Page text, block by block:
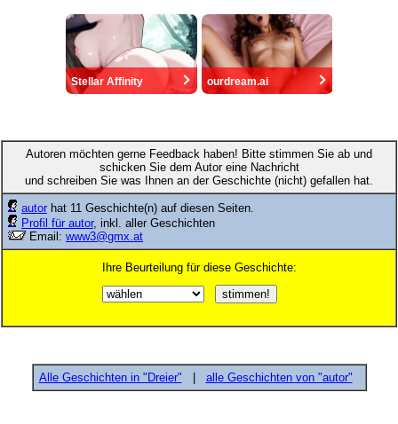
Stellar Affinity ourdream.ai
Autoren möchten gerne Feedback haben! Bitte stimmen Sie ab und
schicken Sie dem Autor eine Nachricht
und schreiben Sie was Ihnen an der Geschichte (nicht) gefallen hat.
autor hat 11 Geschichte(n) auf diesen Seiten.
Profil für autor, inkl. aller Geschichten
Email: www3@gmx.at
Ihre Beurteilung für diese Geschichte:
Alle Geschichten in "Dreier" alle Geschichten von "autor"